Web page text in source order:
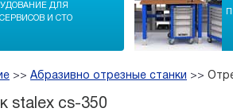
ДЛЯ
И СТО
>> Абразивно отрезные станки >>
stalex cs-350